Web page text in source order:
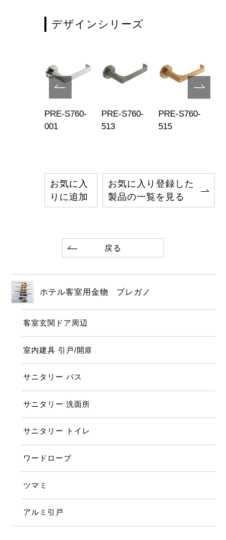
デザインシリーズ
PRE-S760-
001
PRE-S760-
513
PRE-S760-
515
お気に入
りに追加
お気に入り登録した
製品の一覧を見る
戻る
ホテル客室用金物 プレガノ
客室玄関ドア周辺
室内建具 引戸/開扉
サニタリー バス
サニタリー 洗面所
サニタリー トイレ
ワードローブ
ツマミ
アルミ引戸